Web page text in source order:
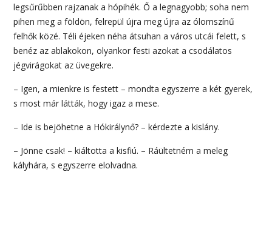
legsűrűbben rajzanak a hópihék. Ő a legnagyobb; soha nem
pihen meg a földön, felrepül újra meg újra az ólomszínű
felhők közé. Téli éjeken néha átsuhan a város utcái felett, s
benéz az ablakokon, olyankor festi azokat a csodálatos
jégvirágokat az üvegekre.
– Igen, a mienkre is festett – mondta egyszerre a két gyerek,
s most már látták, hogy igaz a mese.
– Ide is bejöhetne a Hókirálynő? – kérdezte a kislány.
– Jönne csak! – kiáltotta a kisfiú. – Ráültetném a meleg
kályhára, s egyszerre elolvadna.